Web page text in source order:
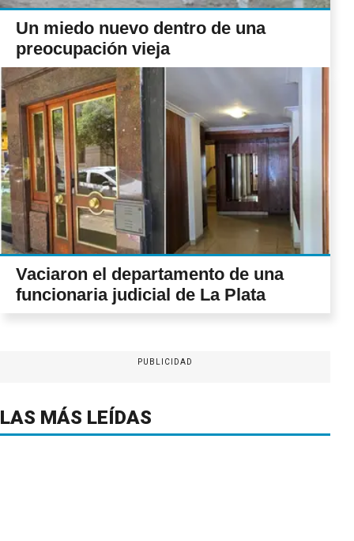
Un miedo nuevo dentro de una
preocupación vieja
Vaciaron el departamento de una
funcionaria judicial de La Plata
PUBLICIDAD
LAS MÁS LEÍDAS